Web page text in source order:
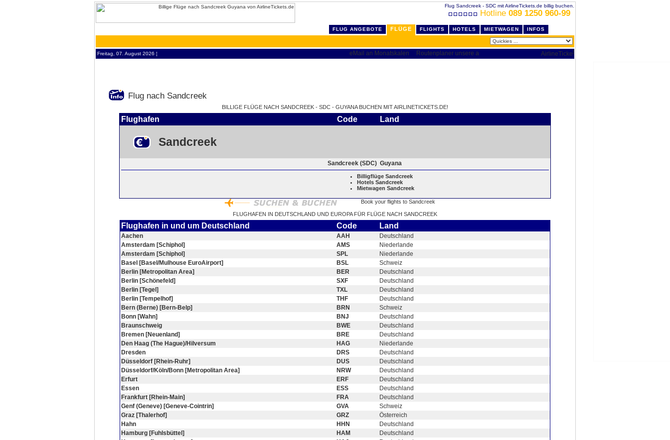
Flug Sandcreek - SDC mit AirlineTickets.de billig buchen.
Hotline 089 1250 960-99
FLUG ANGEBOTE FLÜGE FLIGHTS HOTELS MIETWAGEN INFOS
Freitag, 07. August 2026 ¦
Flug nach Sandcreek
BILLIGE FLÜGE NACH SANDCREEK - SDC - GUYANA BUCHEN MIT AIRLINETICKETS.DE!
Flughafen Code Land
Sandcreek
Sandcreek (SDC) Guyana
Billigflüge Sandcreek
Hotels Sandcreek
Mietwagen Sandcreek
FLUGHAFEN IN DEUTSCHLAND UND EUROPA FÜR FLÜGE NACH SANDCREEK
Flughafen in und um Deutschland Code Land
Aachen AAH
Deutschland
Amsterdam [Schiphol]
AMS
Niederlande
Amsterdam [Schiphol]
SPL
Niederlande
Basel [Basel/Mulhouse EuroAirport]
BSL
Schweiz
Berlin [Metropolitan Area]
BER
Deutschland
Berlin [Schönefeld]
SXF
Deutschland
Berlin [Tegel]
TXL
Deutschland
Berlin [Tempelhof]
THF
Deutschland
Bern (Berne) [Bern-Belp]
BRN
Schweiz
Bonn [Wahn]
BNJ
Deutschland
Braunschweig
BWE
Deutschland
Bremen [Neuenland]
BRE
Deutschland
Den Haag (The Hague)/Hilversum
HAG
Niederlande
Dresden
DRS
Deutschland
Düsseldorf [Rhein-Ruhr]
DUS
Deutschland
Düsseldorf/Köln/Bonn [Metropolitan Area]
NRW
Deutschland
Erfurt
ERF
Deutschland
Essen
ESS
Deutschland
Frankfurt [Rhein-Main]
FRA
Deutschland
Genf (Geneve) [Geneve-Cointrin]
GVA
Schweiz
Graz [Thalerhof]
GRZ
Österreich
Hahn
HHN
Deutschland
Hamburg [Fuhlsbüttel]
HAM
Deutschland